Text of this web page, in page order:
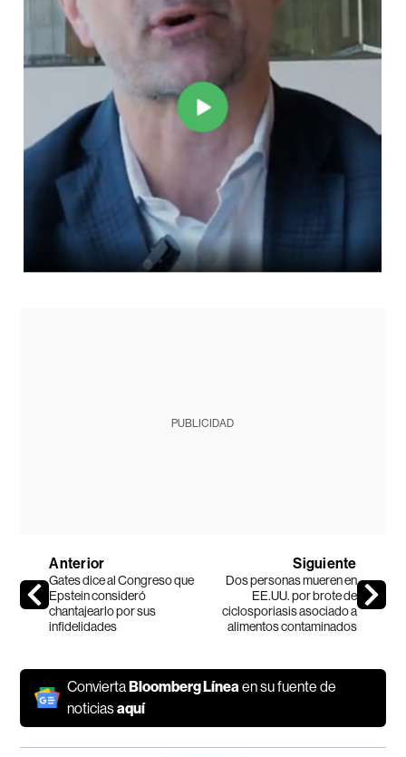
PUBLICIDAD
Anterior
Gates dice al Congreso que
Epstein consideró
chantajearlo por sus
infidelidades
Siguiente
Dos personas mueren en
EE.UU. por brote de
ciclosporiasis asociado a
alimentos contaminados
ConviertaBloomberg Línea en su fuente de
noticiasaquí